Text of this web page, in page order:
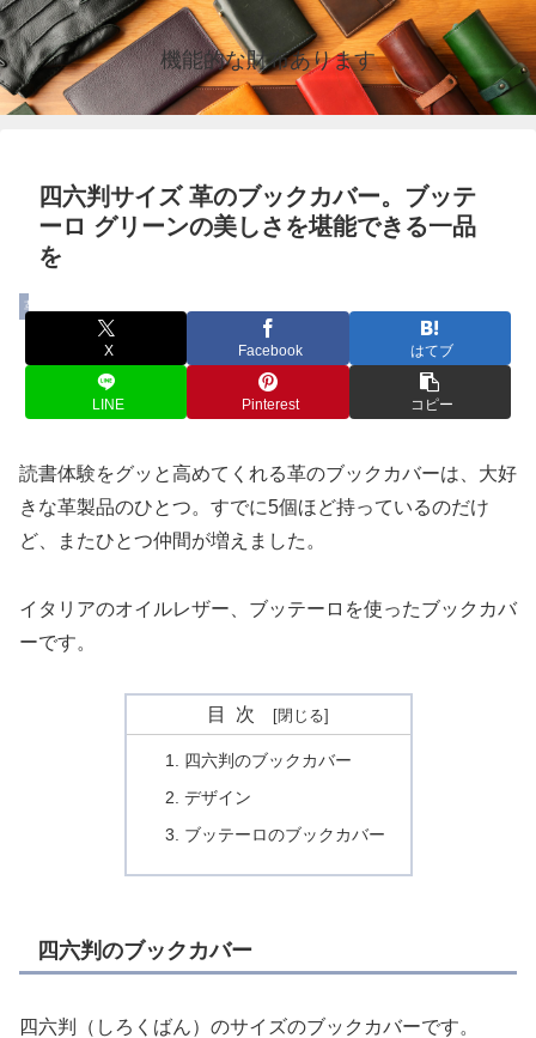
機能的な財布あります
四六判サイズ 革のブックカバー。ブッテ
ーロ グリーンの美しさを堪能できる一品
を
革小物
X Facebook はてブ
LINE Pinterest コピー
読書体験をグッと高めてくれる革のブックカバーは、大好
きな革製品のひとつ。すでに5個ほど持っているのだけ
ど、またひとつ仲間が増えました。
イタリアのオイルレザー、ブッテーロを使ったブックカバ
ーです。
目次
四六判のブックカバー
デザイン
ブッテーロのブックカバー
四六判のブックカバー
四六判（しろくばん）のサイズのブックカバーです。